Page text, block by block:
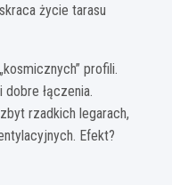
życie tarasu
profili.
łączenia.
rzadkich legarach,
Efekt?